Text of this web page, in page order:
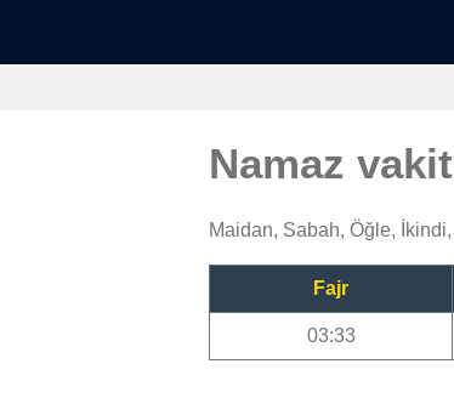
Namaz
Maidan, Sabah, Öğle, İkindi,
Fajr
03:33